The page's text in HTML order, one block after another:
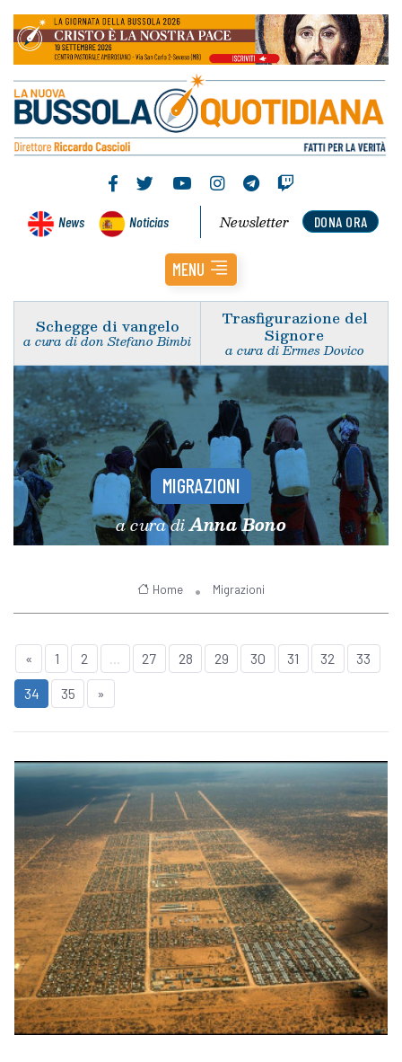
News Noticias DONA ORA
Newsletter
MENU
Schegge di vangelo
a cura di don Stefano Bimbi
Trasfigurazione del
Signore
a cura di Ermes Dovico
MIGRAZIONI
a cura diAnna Bono
Home Migrazioni
« 1 2 27 28 29 30 31 32 33
34 35 »